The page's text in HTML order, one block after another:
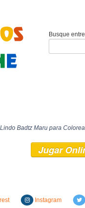
Busque
Badtz Maru para
Jugar
Instagram